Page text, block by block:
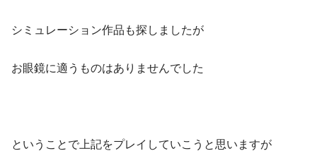
シミュレーション作品も探しましたが
お眼鏡に適うものはありませんでした
ということで上記をプレイしていこうと思いますが